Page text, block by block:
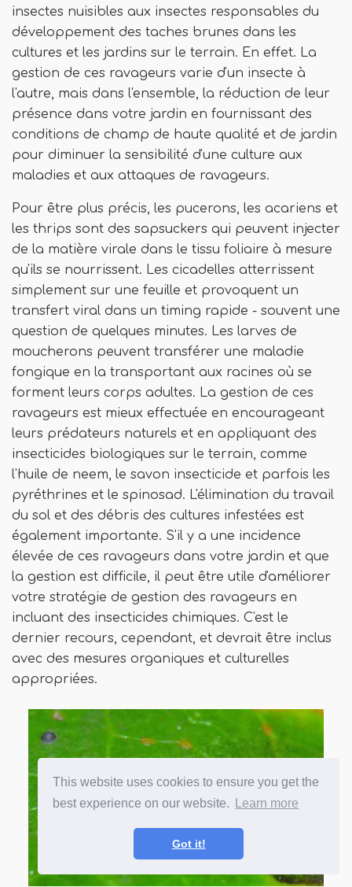
This website uses cookies to ensure you get the
best experience on our website.
Learn more
Got it!
insectes nuisibles aux insectes responsables du
développement des taches brunes dans les
cultures et les jardins sur le terrain. En effet. La
gestion de ces ravageurs varie d'un insecte à
l'autre, mais dans l'ensemble, la réduction de leur
présence dans votre jardin en fournissant des
conditions de champ de haute qualité et de jardin
pour diminuer la sensibilité d'une culture aux
maladies et aux attaques de ravageurs.
Pour être plus précis, les pucerons, les acariens et
les thrips sont des sapsuckers qui peuvent injecter
de la matière virale dans le tissu foliaire à mesure
qu'ils se nourrissent. Les cicadelles atterrissent
simplement sur une feuille et provoquent un
transfert viral dans un timing rapide - souvent une
question de quelques minutes. Les larves de
moucherons peuvent transférer une maladie
fongique en la transportant aux racines où se
forment leurs corps adultes. La gestion de ces
ravageurs est mieux effectuée en encourageant
leurs prédateurs naturels et en appliquant des
insecticides biologiques sur le terrain, comme
l'huile de neem, le savon insecticide et parfois les
pyréthrines et le spinosad. L'élimination du travail
du sol et des débris des cultures infestées est
également importante. S'il y a une incidence
élevée de ces ravageurs dans votre jardin et que
la gestion est difficile, il peut être utile d'améliorer
votre stratégie de gestion des ravageurs en
incluant des insecticides chimiques. C'est le
dernier recours, cependant, et devrait être inclus
avec des mesures organiques et culturelles
appropriées.